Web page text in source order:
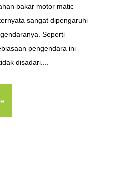
bakar motor matic
sangat dipengaruhi
Seperti
pengendara ini
disadari....